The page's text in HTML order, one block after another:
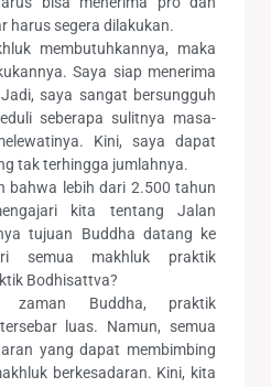
harus segera dilakukan.
membutuhkannya, maka
Saya siap menerima
saya sangat bersungguh
seberapa sulitnya masa-
Kini, saya dapat
tak terhingga jumlahnya.
bahwa lebih dari 2.500 tahun
kita tentang Jalan
tujuan Buddha datang ke
semua makhluk praktik
Bodhisattva?
zaman Buddha, praktik
luas. Namun, semua
yang dapat membimbing
berkesadaran. Kini, kita